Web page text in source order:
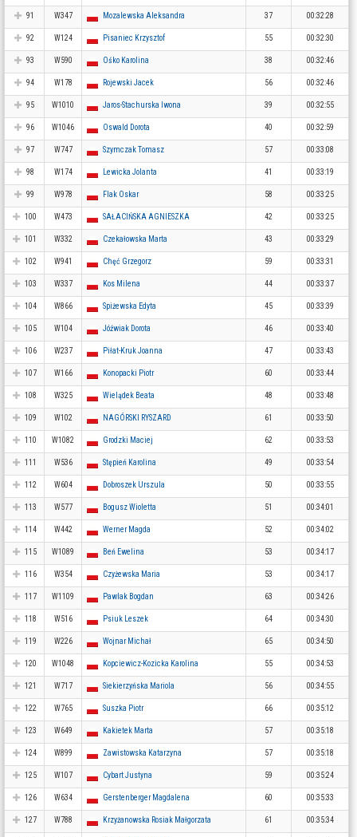
91 W347 Mozalewska Aleksandra 37 00:32:28
92 W124 Pisaniec Krzysztof 55 00:32:30
93 W590 Ośko Karolina 38 00:32:46
94 W178 Rojewski Jacek 56 00:32:46
95 W1010 Jaros-Stachurska Iwona 39 00:32:55
96 W1046 Oswald Dorota 40 00:32:59
97 W747 Szymczak Tomasz 57 00:33:08
98 W174 Lewicka Jolanta 41 00:33:19
99 W978 Flak Oskar 58 00:33:25
100 W473 SAŁACIŃSKA AGNIESZKA 42 00:33:25
101 W332 Czekałowska Marta 43 00:33:29
102 W941 Chęć Grzegorz 59 00:33:31
103 W337 Kos Milena 44 00:33:37
104 W866 Spiżewska Edyta 45 00:33:39
105 W104 Jóźwiak Dorota 46 00:33:40
106 W237 Piłat-Kruk Joanna 47 00:33:43
107 W166 Konopacki Piotr 60 00:33:44
108 W325 Wielądek Beata 48 00:33:48
109 W102 NAGÓRSKI RYSZARD 61 00:33:50
110 W1082 Grodzki Maciej 62 00:33:53
111 W536 Stępień Karolina 49 00:33:54
112 W604 Dobroszek Urszula 50 00:33:55
113 W577 Bogusz Wioletta 51 00:34:01
114 W442 Werner Magda 52 00:34:02
115 W1089 Beń Ewelina 53 00:34:17
116 W354 Czyżewska Maria 53 00:34:17
117 W1109 Pawlak Bogdan 63 00:34:26
118 W516 Psiuk Leszek 64 00:34:30
119 W226 Wojnar Michał 65 00:34:50
120 W1048 Kopciewicz-Kozicka Karolina 55 00:34:53
121 W717 Siekierzyńska Mariola 56 00:34:55
122 W765 Suszka Piotr 66 00:35:12
123 W649 Kakietek Marta 57 00:35:18
124 W899 Zawistowska Katarzyna 57 00:35:18
125 W107 Cybart Justyna 59 00:35:24
126 W634 Gerstenberger Magdalena 60 00:35:33
127 W788 Krzyżanowska Rosiak Małgorzata 61 00:35:34